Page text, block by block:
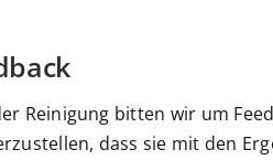
Reinigung bitten wir um
dass sie mit den